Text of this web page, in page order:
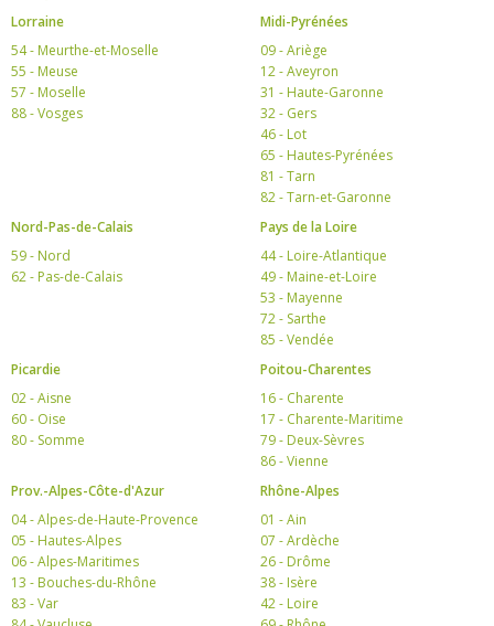
Lorraine
54 - Meurthe-et-Moselle
55 - Meuse
57 - Moselle
88 - Vosges
Midi-Pyrénées
09 - Ariège
12 - Aveyron
31 - Haute-Garonne
32 - Gers
46 - Lot
65 - Hautes-Pyrénées
81 - Tarn
82 - Tarn-et-Garonne
Nord-Pas-de-Calais
59 - Nord
62 - Pas-de-Calais
Pays de la Loire
44 - Loire-Atlantique
49 - Maine-et-Loire
53 - Mayenne
72 - Sarthe
85 - Vendée
Picardie
02 - Aisne
60 - Oise
80 - Somme
Poitou-Charentes
16 - Charente
17 - Charente-Maritime
79 - Deux-Sèvres
86 - Vienne
Prov.-Alpes-Côte-d'Azur
04 - Alpes-de-Haute-Provence
05 - Hautes-Alpes
06 - Alpes-Maritimes
13 - Bouches-du-Rhône
83 - Var
Rhône-Alpes
01 - Ain
07 - Ardèche
26 - Drôme
38 - Isère
42 - Loire